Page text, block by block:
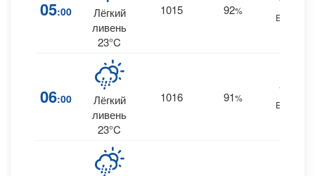
05:00
Лёгкий
ливень
23°C
1015 92%
ESE
06:00
Лёгкий
ливень
23°C
1016 91%
10
ESE